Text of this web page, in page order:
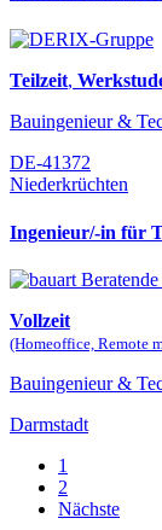
Teilzeit,
Bauingenieur &
DE-41372
Niederkrüchten
Ingenieur/-in für
Vollzeit
(Homeoffice, Remote
Bauingenieur &
Darmstadt
1
2
Nächste